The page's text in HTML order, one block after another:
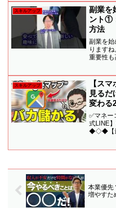
料キャ
📚】や
スキルアップ
副業を
ント①
方法
副業を
ります
重要性も
入管理
げます
スキルアップ
【ス
見るだ
変わる
キマ時
者向き
め 副
✅マネ
式LINE
◆◇◆【最
本業優先
増やすた